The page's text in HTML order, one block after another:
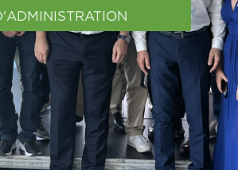
HOME
SMART CITY
NOUS !